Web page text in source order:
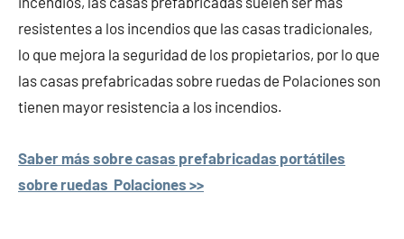
resistentes a los incendios que las casas tradicionales,
lo que mejora la seguridad de los propietarios, por lo que
las casas prefabricadas sobre ruedas de Polaciones son
tienen mayor resistencia a los incendios.
Saber más sobre casas prefabricadas portátiles
sobre ruedas Polaciones >>